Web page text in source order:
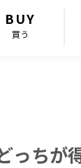
BUY
買う
っちが